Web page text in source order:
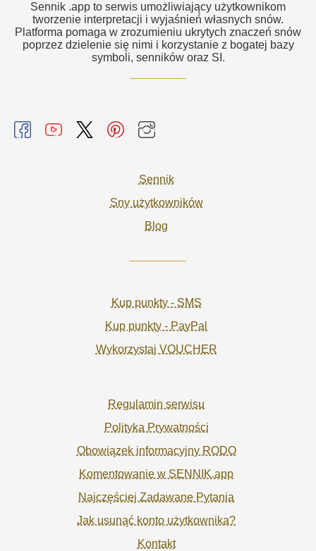
Sennik .app to serwis umożliwiający użytkownikom
tworzenie interpretacji i wyjaśnień własnych snów.
Platforma pomaga w zrozumieniu ukrytych znaczeń snów
poprzez dzielenie się nimi i korzystanie z bogatej bazy
symboli, senników oraz SI.
Sennik
Sny użytkowników
Blog
Kup punkty - SMS
Kup punkty - PayPal
Wykorzystaj VOUCHER
Regulamin serwisu
Polityka Prywatności
Obowiązek informacyjny RODO
Komentowanie w SENNIK.app
Najczęściej Zadawane Pytania
Jak usunąć konto użytkownika?
Kontakt